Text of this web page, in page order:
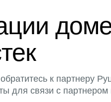
к партнеру
для связи с